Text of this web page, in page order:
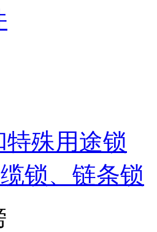
殊用途锁
锁、链条锁